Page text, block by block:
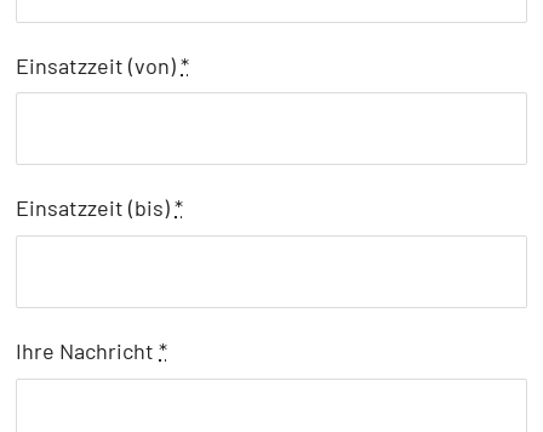
Einsatzzeit (von)*
Einsatzzeit (bis)*
Ihre Nachricht*